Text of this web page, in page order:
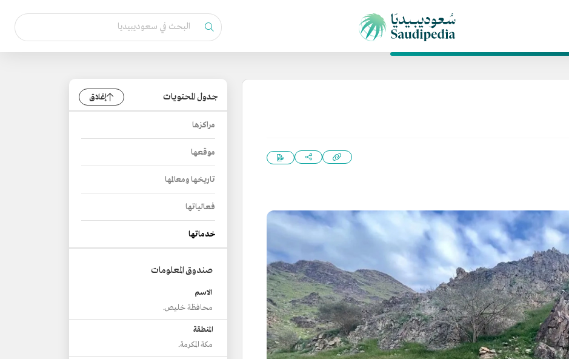
جدول المحتويات إغلاق
مراكزها
موقعها
تاريخها ومعالمها
فعالياتها
خدماتها
صندوق المعلومات
الاسم
محافظة خليص.
المنطقة
مكة المكرمة.